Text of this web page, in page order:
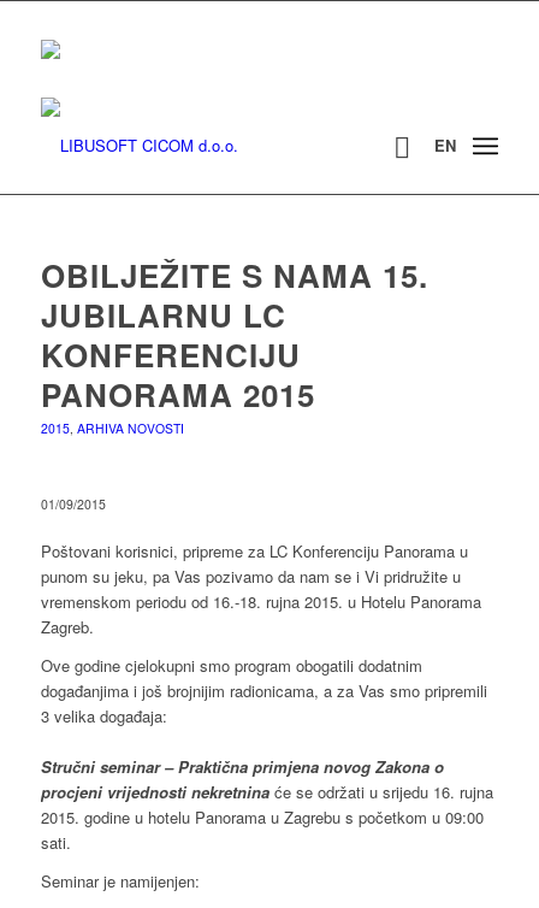
EN
OBILJEŽITE S NAMA 15.
JUBILARNU LC
KONFERENCIJU
PANORAMA 2015
2015, ARHIVA NOVOSTI
01/09/2015
Poštovani korisnici, pripreme za LC Konferenciju Panorama u
punom su jeku, pa Vas pozivamo da nam se i Vi pridružite u
vremenskom periodu od 16.-18. rujna 2015. u Hotelu Panorama
Zagreb.
Ove godine cjelokupni smo program obogatili dodatnim
događanjima i još brojnijim radionicama, a za Vas smo pripremili
3 velika događaja:
Stručni seminar – Praktična primjena novog Zakona o
procjeni vrijednosti nekretnina će se održati u srijedu 16. rujna
2015. godine u hotelu Panorama u Zagrebu s početkom u 09:00
sati.
Seminar je namijenjen: